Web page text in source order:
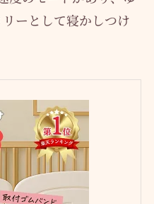
ーとして寝かしつけ